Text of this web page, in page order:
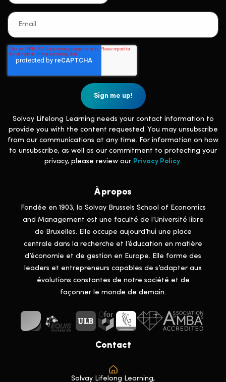
Solvay Lifelong Learning needs your contact information to
provide you with the content requested. You may unsubscribe
from our communications at any time. For information on how
to unsubscribe, as well as our commitment to protecting your
privacy, please review our Privacy Policy.
À propos
Fondée en 1903, la Solvay Brussels School of Economics
and Management est une faculté de l’Université libre
de Bruxelles. Elle occupe aujourd’hui une place
centrale dans la recherche et l’éducation en matière
d’économie et de gestion en Europe. Elle forme des
leaders et entrepreneurs capables de s’adapter aux
évolutions constantes de notre société et de
façonner le monde de demain.
Contact
Solvay Lifelong Learning,